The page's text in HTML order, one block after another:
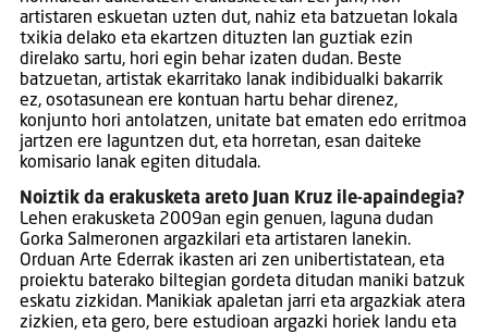
artistaren eskuetan uzten dut, nahiz eta batzuetan lokala
txikia delako eta ekartzen dituzten lan guztiak ezin
direlako sartu, hori egin behar izaten dudan. Beste
batzuetan, artistak ekarritako lanak indibidualki bakarrik
ez, osotasunean ere kontuan hartu behar direnez,
konjunto hori antolatzen, unitate bat ematen edo erritmoa
jartzen ere laguntzen dut, eta horretan, esan daiteke
komisario lanak egiten ditudala.
Noiztik da erakusketa areto Juan Kruz ile-apaindegia?
Lehen erakusketa 2009an egin genuen, laguna dudan
Gorka Salmeronen argazkilari eta artistaren lanekin.
Orduan Arte Ederrak ikasten ari zen unibertistatean, eta
proiektu baterako biltegian gordeta ditudan maniki batzuk
eskatu zizkidan. Manikiak apaletan jarri eta argazkiak atera
zizkien, eta gero, bere estudioan argazki horiek landu eta